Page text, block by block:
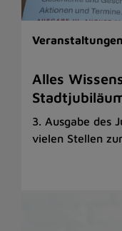
Alles
3. Ausgabe des
vielen Stellen